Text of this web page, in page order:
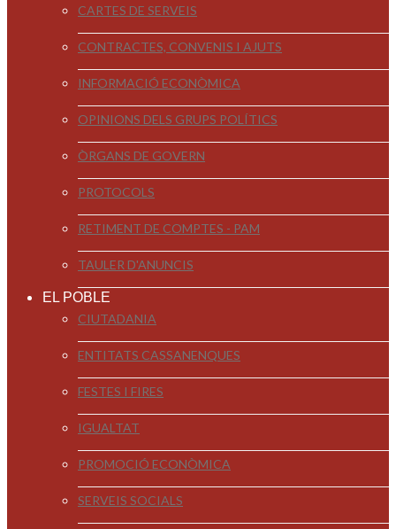
CARTES DE SERVEIS
CONTRACTES, CONVENIS I AJUTS
INFORMACIÓ ECONÒMICA
OPINIONS DELS GRUPS POLÍTICS
ÒRGANS DE GOVERN
PROTOCOLS
RETIMENT DE COMPTES - PAM
TAULER D'ANUNCIS
EL POBLE
CIUTADANIA
ENTITATS CASSANENQUES
FESTES I FIRES
IGUALTAT
PROMOCIÓ ECONÒMICA
SERVEIS SOCIALS